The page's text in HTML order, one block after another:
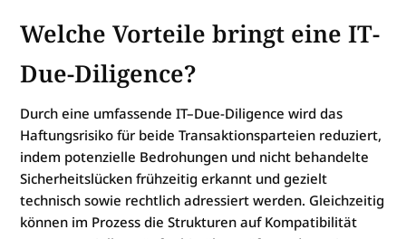
Welche Vorteile bringt eine IT-
Due-Diligence?
Durch eine umfassende IT–Due-Diligence wird das
Haftungsrisiko für beide Transaktionsparteien reduziert,
indem potenzielle Bedrohungen und nicht behandelte
Sicherheitslücken frühzeitig erkannt und gezielt
technisch sowie rechtlich adressiert werden. Gleichzeitig
können im Prozess die Strukturen auf Kompatibilität